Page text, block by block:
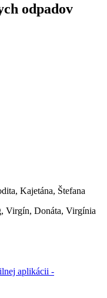
odpadov
Kajetána, Štefana
Virgín, Donáta, Virgínia
aplikácii -